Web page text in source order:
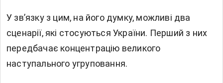
У зв’язку з цим, на його думку, можливі два
сценарії, які стосуються України. Перший з них
передбачає концентрацію великого
наступального угруповання.